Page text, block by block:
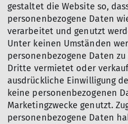
gestaltet die Website so,
personenbezogene Daten
verarbeitet und genutzt
Unter keinen Umständen
personenbezogene Daten zu
Dritte vermietet oder
ausdrückliche Einwilligung
keine personenbezogenen
Marketingzwecke genutzt.
personenbezogene Daten